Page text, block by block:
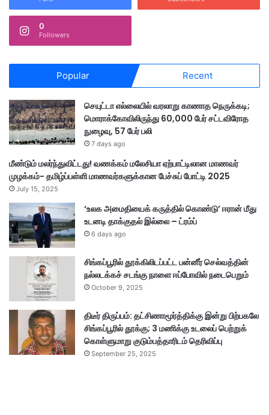
0
Followers
Popular Recent
செயுட்டா எல்லையில் வரலாறு காணாத நெருக்கடி;
மொராக்கோவிலிருந்து 60,000 பேர் சட்டவிரோத
நுழைவு, 57 பேர் பலி
7 days ago
மீண்டும் மலர்ந்துவிட்டது! வணக்கம் மலேசியா ஏற்பாட்டிலான மாணவர்
முழக்கம்- தமிழ்ப்பள்ளி மாணவர்களுக்கான பேச்சுப் போட்டி 2025
July 15, 2025
‘உலக அமைதியைக் கருத்தில் கொண்டு’ ஈரான் மீது
உடனடி தாக்குதல் இல்லை – ட்ரம்ப்
6 days ago
சிங்கப்பூரில் தூக்கிலிடப்பட்ட பன்னீர் செல்வத்தின்
நல்லடக்கச் சடங்கு நாளை ஈப்போவில் நடைபெறும்
October 9, 2025
திடீர் திருப்பம்: தட்சிணாமூர்த்திக்கு இன்று பிற்பகலே
சிங்கப்பூரில் தூக்கு; 3 மணிக்கு உடலைப் பெற்றுக்
கொள்ளுமாறு குடும்பத்தாரிடம் தெரிவிப்பு
September 25, 2025